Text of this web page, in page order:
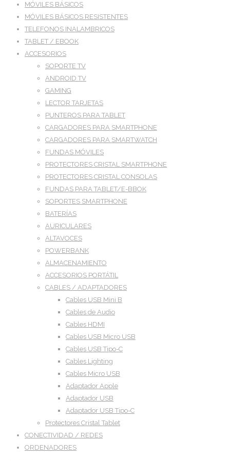
MÓVILES BÁSICOS
MÓVILES BÁSICOS RESISTENTES
TELEFONOS INALAMBRICOS
TABLET / EBOOK
ACCESORIOS
SOPORTE TV
ANDROID TV
GAMING
LECTOR TARJETAS
PUNTEROS PARA TABLET
CARGADORES PARA SMARTPHONE
CARGADORES PARA SMARTWATCH
FUNDAS MÓVILES
PROTECTORES CRISTAL SMARTPHONE
PROTECTORES CRISTAL CONSOLAS
FUNDAS PARA TABLET/E-BBOK
SOPORTES SMARTPHONE
BATERÍAS
AURICULARES
ALTAVOCES
POWERBANK
ALMACENAMIENTO
ACCESORIOS PORTÁTIL
CABLES / ADAPTADORES
Cables USB Mini B
Cables de Audio
Cables HDMI
Cables USB Micro USB
Cables USB Tipo-C
Cables Lighting
Cables Micro USB
Adaptador Apple
Adaptador USB
Adaptador USB Tipo-C
Protectores Cristal Tablet
CONECTIVIDAD / REDES
ORDENADORES